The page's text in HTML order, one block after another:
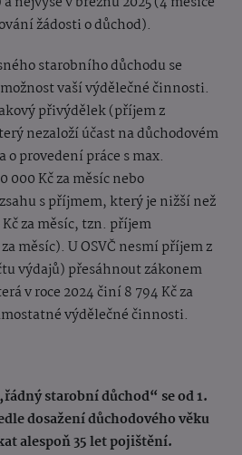
žádosti o důchod).
starobního důchodu se
vaší výdělečné činnosti.
přivýdělek (příjem z
nezaloží účast na důchodovém
provedení práce s max.
000 Kč za měsíc nebo
s příjmem, který je nižší než
za měsíc, tzn. příjem
měsíc). U OSVČ nesmí příjem z
výdajů) přesáhnout zákonem
v roce 2024 činí 8 794 Kč za
výdělečné činnosti.
starobní důchod“ se od 1.
dosažení důchodového věku
alespoň 35 let pojištění.